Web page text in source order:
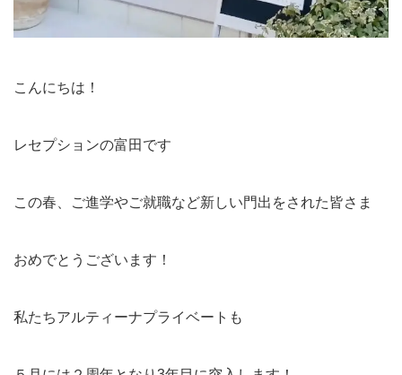
こんにちは！
レセプションの富田です
この春、ご進学やご就職など新しい門出をされた皆さま
おめでとうございます！
私たちアルティーナプライベートも